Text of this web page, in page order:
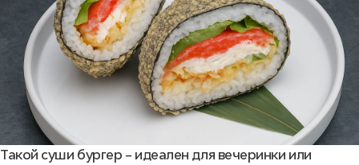
Такой суши бургер – идеален для вечеринки или